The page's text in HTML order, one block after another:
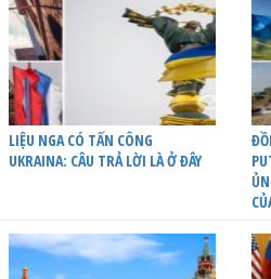
LIỆU NGA CÓ TẤN CÔNG
UKRAINA: CÂU TRẢ LỜI LÀ Ở ĐÂY